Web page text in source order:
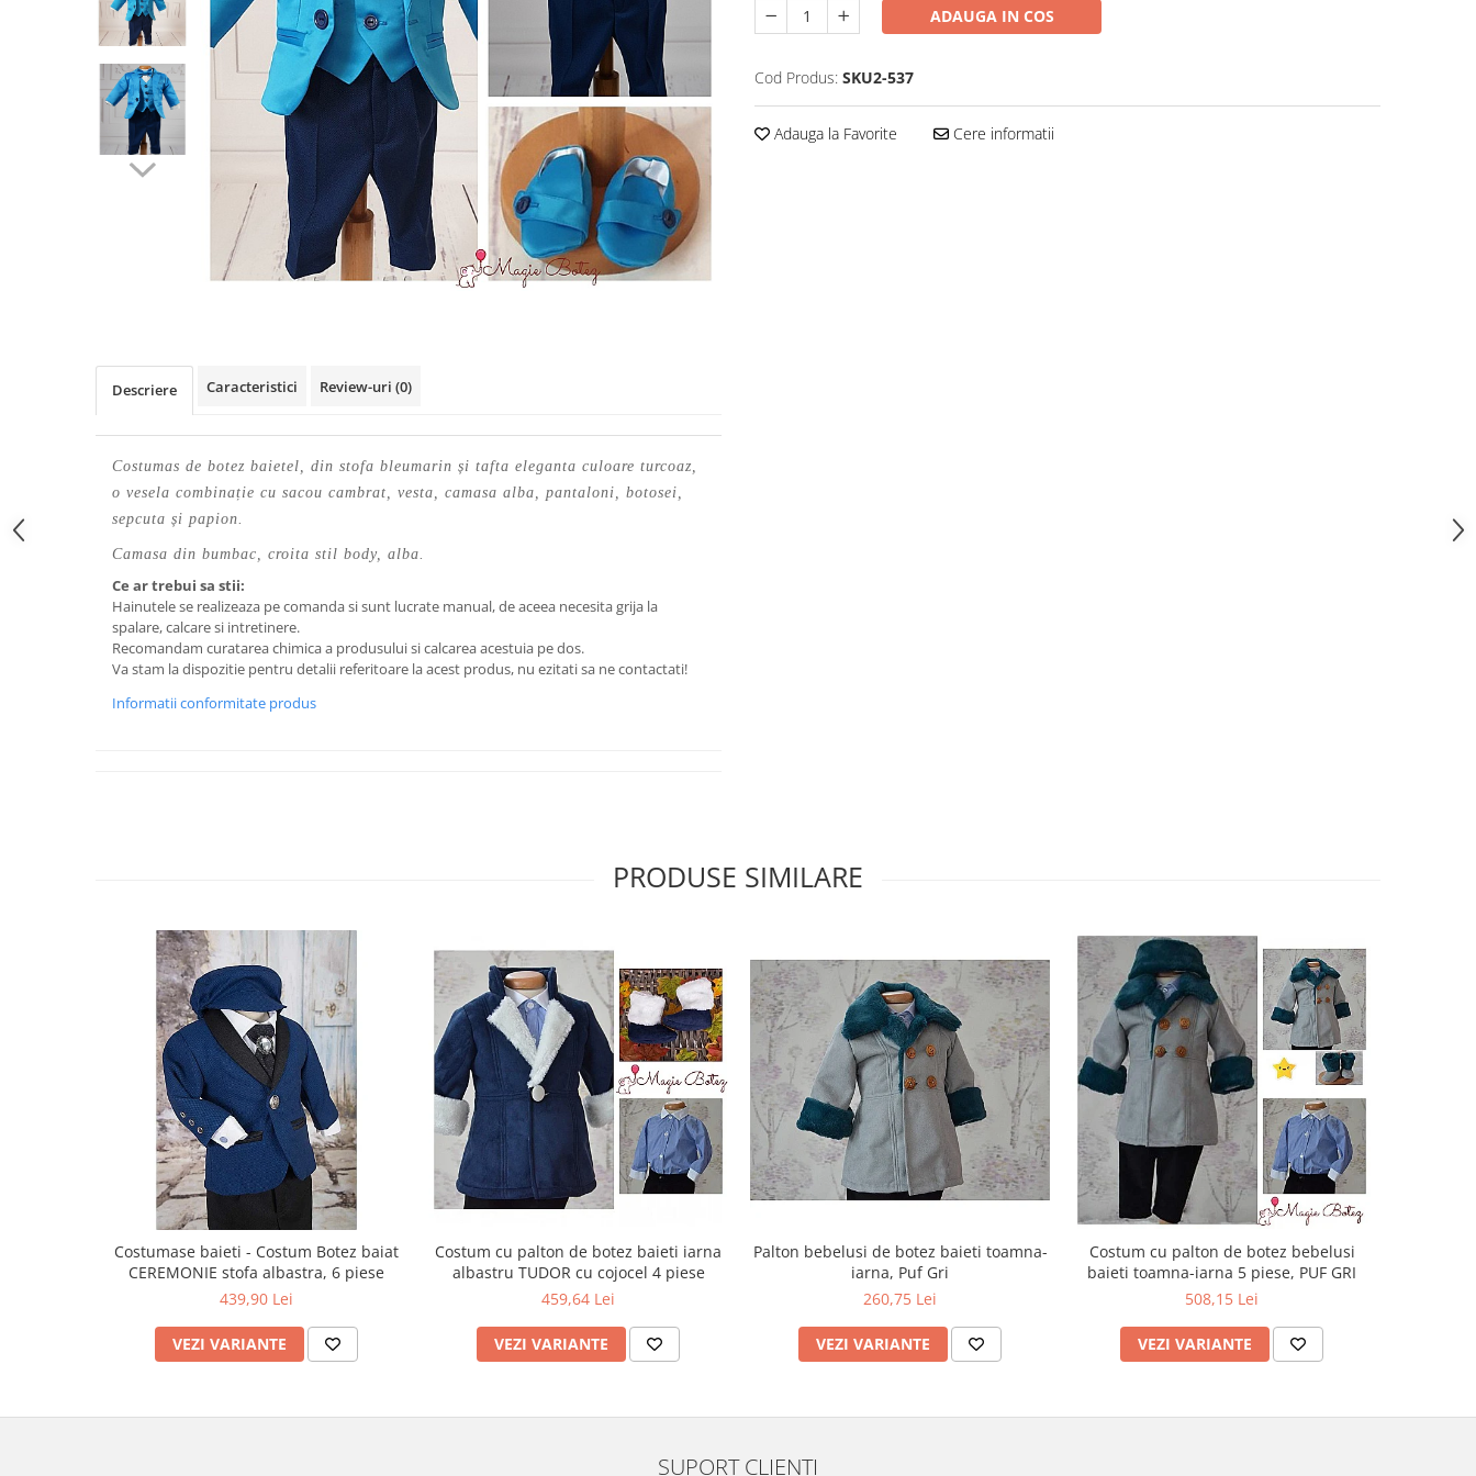
Cercei din aur dama
Cercei de aur lungi cu lant
Cercei din aur tortite
Cercei din aur alb
Cercei aur cu surub
ADAUGA IN COS
Cod Produs: SKU2-537
Adauga la Favorite Cere informatii
Descriere Caracteristici Review-uri (0)
Costumas de botez baietel, din stofa bleumarin și tafta eleganta culoare turcoaz,
o vesela combinație ‎cu sacou cambrat, vesta, camasa alba, pantaloni, botosei,
sepcuta și papion.
Camasa din bumbac, croita stil body, alba.
Ce ar trebui sa stii:
Hainutele se realizeaza pe comanda si sunt lucrate manual, de aceea necesita grija la
spalare, calcare si intretinere.
Recomandam curatarea chimica a produsului si calcarea acestuia pe dos.
Va stam la dispozitie pentru detalii referitoare la acest produs, nu ezitati sa ne contactati!
Informatii conformitate produs
PRODUSE SIMILARE
Costumase baieti - Costum Botez baiat
CEREMONIE stofa albastra, 6 piese
439,90 Lei
VEZI VARIANTE
Costum cu palton de botez baieti iarna
albastru TUDOR cu cojocel 4 piese
459,64 Lei
VEZI VARIANTE
Palton bebelusi de botez baieti toamna-
iarna, Puf Gri
260,75 Lei
VEZI VARIANTE
Costum cu palton de botez bebelusi
baieti toamna-iarna 5 piese, PUF GRI
508,15 Lei
VEZI VARIANTE
SUPORT CLIENTI